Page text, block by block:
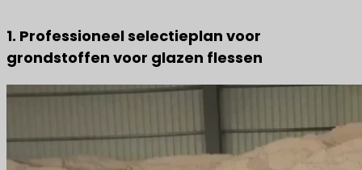
1. Professioneel selectieplan voor
grondstoffen voor glazen flessen